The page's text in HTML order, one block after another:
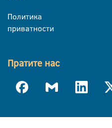
Политика
приватности
Пратите нас